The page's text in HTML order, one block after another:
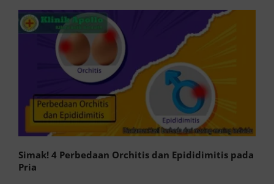
Simak! 4 Perbedaan Orchitis dan Epididimitis pada
Pria